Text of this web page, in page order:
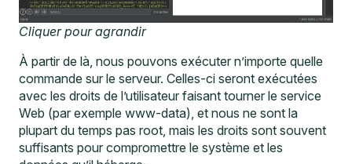
Cliquer pour agrandir
À partir de là, nous pouvons exécuter n’importe quelle
commande sur le serveur. Celles-ci seront exécutées
avec les droits de l’utilisateur faisant tourner le service
Web (par exemple www-data), et nous ne sont la
plupart du temps pas root, mais les droits sont souvent
suffisants pour compromettre le système et les